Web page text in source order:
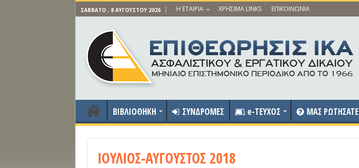
ΣΆΒΒΑΤΟ , 8 ΑΥΓΟΎΣΤΟΥ 2026 Η ΕΤΑΙΡΙΑ ΧΡΗΣΙΜΑ LINKS ΕΠΙΚΟΙΝΩΝΙΑ
ΒΙΒΛΙΟΘΗΚΗ ΣΥΝΔΡΟΜΕΣ e-ΤΕΥΧΟΣ ΜΑΣ ΡΩΤΗΣΑΤΕ
ΙΟΥΛΙΟΣ-ΑΥΓΟΥΣΤΟΣ 2018